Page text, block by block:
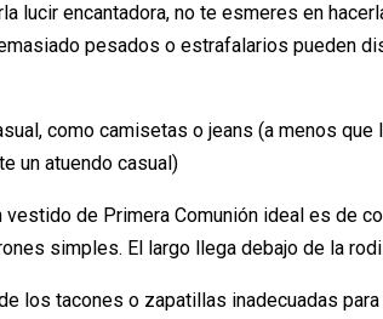
lucir encantadora, no te esmeres en
pesados o estrafalarios pueden
como camisetas o jeans (a menos que
un atuendo casual)
vestido de Primera Comunión ideal es de
simples. El largo llega debajo de la
los tacones o zapatillas inadecuadas